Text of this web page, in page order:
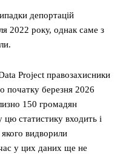
депортацій
2022 року, однак саме з
Project правозахисники
початку березня 2026
150 громадян
цю статистику входить і
видворили
у цих даних ще не